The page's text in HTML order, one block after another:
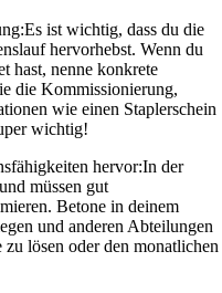
Es ist wichtig, dass du die
hervorhebst. Wenn du
hast, nenne konkrete
die Kommissionierung,
wie einen Staplerschein
wichtig!
hervor:In der
müssen gut
Betone in deinem
und anderen Abteilungen
zu lösen oder den monatlichen